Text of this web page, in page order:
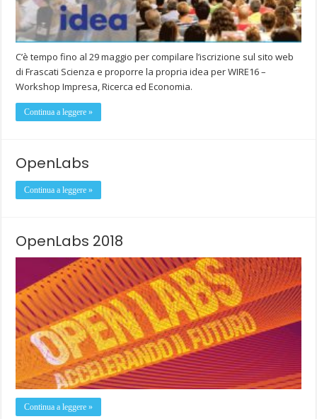
C’è tempo fino al 29 maggio per compilare l’iscrizione sul sito web
di Frascati Scienza e proporre la propria idea per WIRE16 –
Workshop Impresa, Ricerca ed Economia.
Continua a leggere »
OpenLabs
Continua a leggere »
OpenLabs 2018
Continua a leggere »